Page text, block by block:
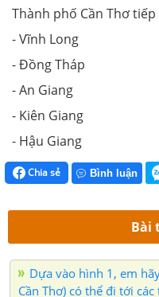
Thành phố Cần Thơ
- Vĩnh Long
- Đồng Tháp
- An Giang
- Kiên Giang
- Hậu Giang
Chia sẻ Bình luận
Bài
Dựa vào hình 1, em
Cần Thơ) có thể đi tới